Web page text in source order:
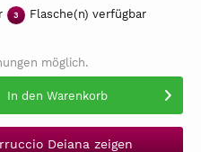
3 Flasche(n) verfügbar
möglich.
In den Warenkorb
Deiana zeigen